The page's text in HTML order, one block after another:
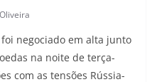
foi negociado em alta junto
na noite de terça-
com as tensões Rússia-